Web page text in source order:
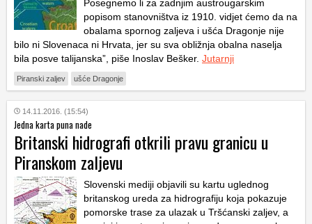
Posegnemo li za zadnjim austrougarskim
popisom stanovništva iz 1910. vidjet ćemo da na
obalama spornog zaljeva i ušća Dragonje nije
bilo ni Slovenaca ni Hrvata, jer su sva obližnja obalna naselja
bila posve talijanska”, piše Inoslav Bešker. Jutarnji
Piranski zaljev ušće Dragonje
14.11.2016. (15:54)
Jedna karta puna nade
Britanski hidrografi otkrili pravu granicu u
Piranskom zaljevu
Slovenski mediji objavili su kartu uglednog
britanskog ureda za hidrografiju koja pokazuje
pomorske trase za ulazak u Tršćanski zaljev, a